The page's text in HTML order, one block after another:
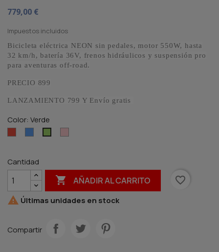
779,00 €
Impuestos incluidos
Bicicleta eléctrica NEON sin pedales, motor 550W, hasta
32 km/h, batería 36V, frenos hidráulicos y suspensión pro
para aventuras off-road.
PRECIO 899
LANZAMIENTO 799 Y Envío gratis
Color: Verde
Cantidad
 AÑADIR AL CARRITO
favorite_border
 Últimas unidades en stock
Compartir